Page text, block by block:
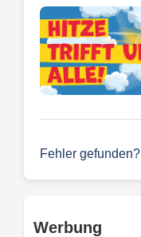
Fehler gefunden?
Werbung